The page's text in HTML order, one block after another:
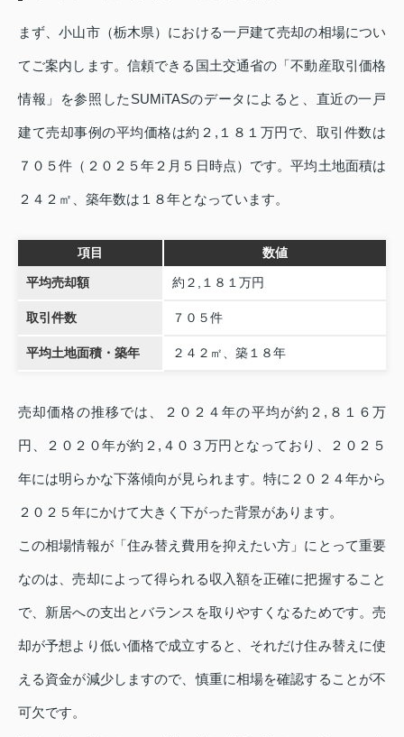
まず、小山市（栃木県）における一戸建て売却の相場につい
てご案内します。信頼できる国土交通省の「不動産取引価格
情報」を参照したSUMiTASのデータによると、直近の一戸
建て売却事例の平均価格は約２,１８１万円で、取引件数は
７０５件（２０２５年２月５日時点）です。平均土地面積は
２４２㎡、築年数は１８年となっています。
項目 数値
平均売却額 約２,１８１万円
取引件数 ７０５件
平均土地面積・築年 ２４２㎡、築１８年
売却価格の推移では、２０２４年の平均が約２,８１６万
円、２０２０年が約２,４０３万円となっており、２０２５
年には明らかな下落傾向が見られます。特に２０２４年から
２０２５年にかけて大きく下がった背景があります。
この相場情報が「住み替え費用を抑えたい方」にとって重要
なのは、売却によって得られる収入額を正確に把握すること
で、新居への支出とバランスを取りやすくなるためです。売
却が予想より低い価格で成立すると、それだけ住み替えに使
える資金が減少しますので、慎重に相場を確認することが不
可欠です。